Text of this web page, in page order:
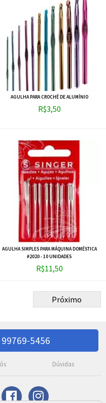
AGULHA PARA CROCHÊ DE ALUMÍNIO
R$3,50
AGULHA SIMPLES PARA MÁQUINA DOMÉSTICA
#2020 - 10 UNIDADES
R$11,50
Próximo
5456
Dúvidas